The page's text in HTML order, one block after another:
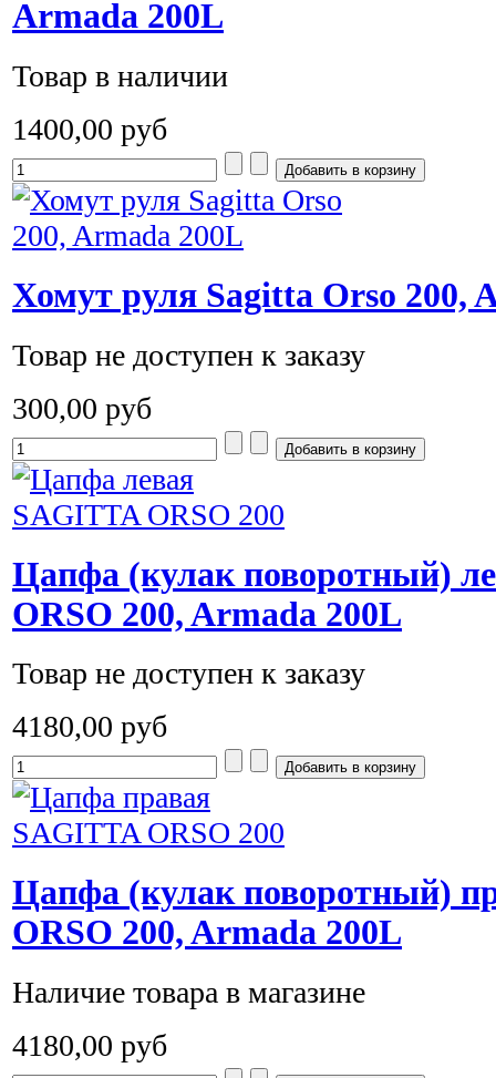
Armada 200L
Товар в наличии
1400,00 руб
Хомут руля Sagitta Orso 200,
Товар не доступен к заказу
300,00 руб
Цапфа (кулак поворотный)
ORSO 200, Armada 200L
Товар не доступен к заказу
4180,00 руб
Цапфа (кулак поворотный)
ORSO 200, Armada 200L
Наличие товара в магазине
4180,00 руб